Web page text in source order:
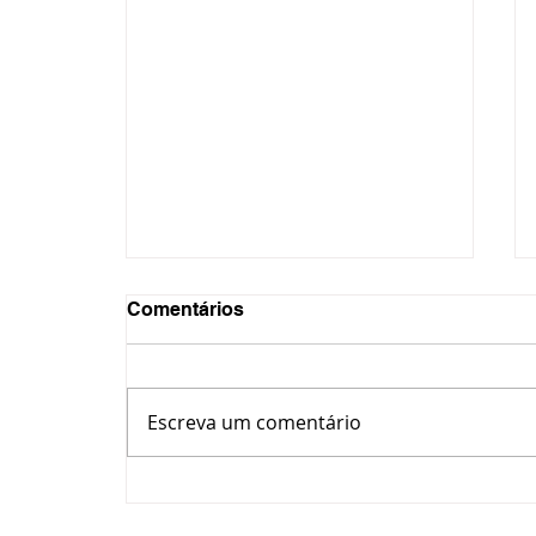
Comentários
Escreva um comentário